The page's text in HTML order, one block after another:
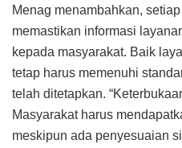
Menag menambahkan,
memastikan informasi
kepada masyarakat. Baik
tetap harus memenuhi
telah ditetapkan.
Masyarakat harus
meskipun ada penyesuaian